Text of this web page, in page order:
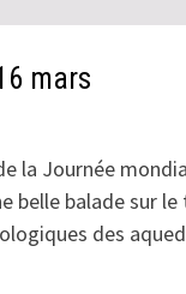
mars
la Journée
belle balade sur le
des